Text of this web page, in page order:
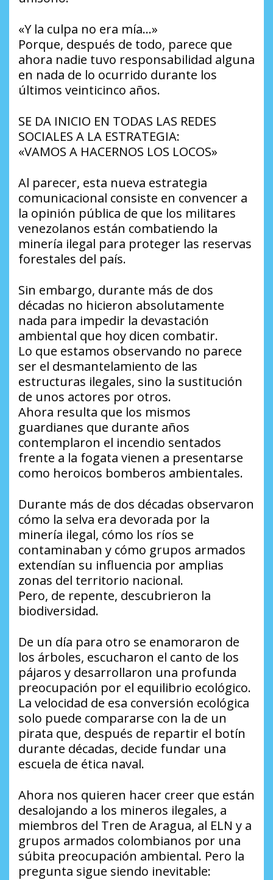
«Y la culpa no era mía…»
Porque, después de todo, parece que
ahora nadie tuvo responsabilidad alguna
en nada de lo ocurrido durante los
últimos veinticinco años.
SE DA INICIO EN TODAS LAS REDES
SOCIALES A LA ESTRATEGIA:
«VAMOS A HACERNOS LOS LOCOS»
Al parecer, esta nueva estrategia
comunicacional consiste en convencer a
la opinión pública de que los militares
venezolanos están combatiendo la
minería ilegal para proteger las reservas
forestales del país.
Sin embargo, durante más de dos
décadas no hicieron absolutamente
nada para impedir la devastación
ambiental que hoy dicen combatir.
Lo que estamos observando no parece
ser el desmantelamiento de las
estructuras ilegales, sino la sustitución
de unos actores por otros.
Ahora resulta que los mismos
guardianes que durante años
contemplaron el incendio sentados
frente a la fogata vienen a presentarse
como heroicos bomberos ambientales.
Durante más de dos décadas observaron
cómo la selva era devorada por la
minería ilegal, cómo los ríos se
contaminaban y cómo grupos armados
extendían su influencia por amplias
zonas del territorio nacional.
Pero, de repente, descubrieron la
biodiversidad.
De un día para otro se enamoraron de
los árboles, escucharon el canto de los
pájaros y desarrollaron una profunda
preocupación por el equilibrio ecológico.
La velocidad de esa conversión ecológica
solo puede compararse con la de un
pirata que, después de repartir el botín
durante décadas, decide fundar una
escuela de ética naval.
Ahora nos quieren hacer creer que están
desalojando a los mineros ilegales, a
miembros del Tren de Aragua, al ELN y a
grupos armados colombianos por una
súbita preocupación ambiental. Pero la
pregunta sigue siendo inevitable: